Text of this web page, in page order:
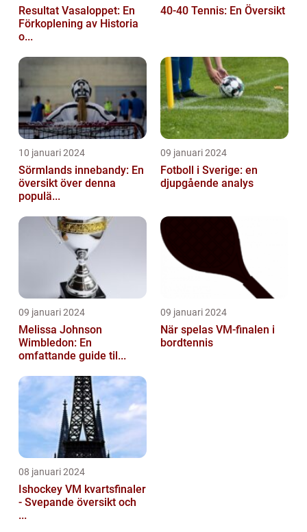
Resultat Vasaloppet: En
Förkoplening av Historia
o...
40-40 Tennis: En Översikt
10 januari 2024
Sörmlands innebandy: En
översikt över denna
populä...
09 januari 2024
Fotboll i Sverige: en
djupgående analys
09 januari 2024
Melissa Johnson
Wimbledon: En
omfattande guide til...
09 januari 2024
När spelas VM-finalen i
bordtennis
08 januari 2024
Ishockey VM kvartsfinaler
- Svepande översikt och
...